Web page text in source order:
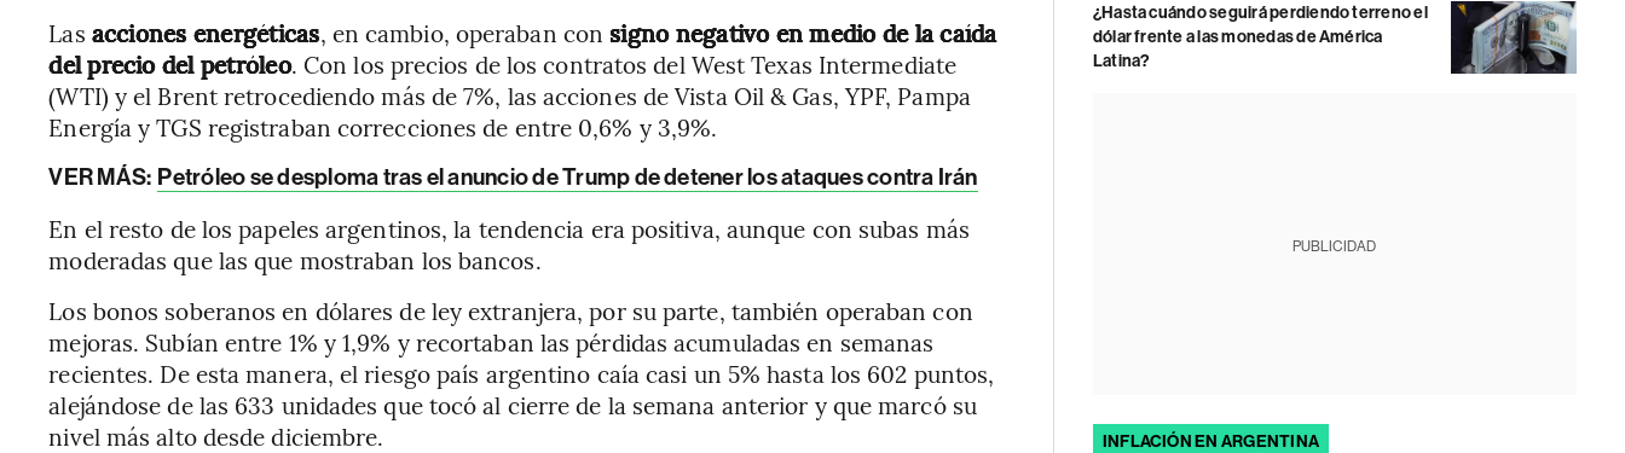
Las acciones energéticas, en cambio, operaban con signo negativo en medio de la caída
del precio del petróleo. Con los precios de los contratos del West Texas Intermediate
(WTI) y el Brent retrocediendo más de 7%, las acciones de Vista Oil & Gas, YPF, Pampa
Energía y TGS registraban correcciones de entre 0,6% y 3,9%.
VER MÁS: Petróleo se desploma tras el anuncio de Trump de detener los ataques contra Irán
En el resto de los papeles argentinos, la tendencia era positiva, aunque con subas más
moderadas que las que mostraban los bancos.
Los bonos soberanos en dólares de ley extranjera, por su parte, también operaban con
mejoras. Subían entre 1% y 1,9% y recortaban las pérdidas acumuladas en semanas
recientes. De esta manera, el riesgo país argentino caía casi un 5% hasta los 602 puntos,
alejándose de las 633 unidades que tocó al cierre de la semana anterior y que marcó su
nivel más alto desde diciembre.
¿Hasta cuándo seguirá perdiendo terreno el
dólar frente a las monedas de América
Latina?
PUBLICIDAD
INFLACIÓN EN ARGENTINA